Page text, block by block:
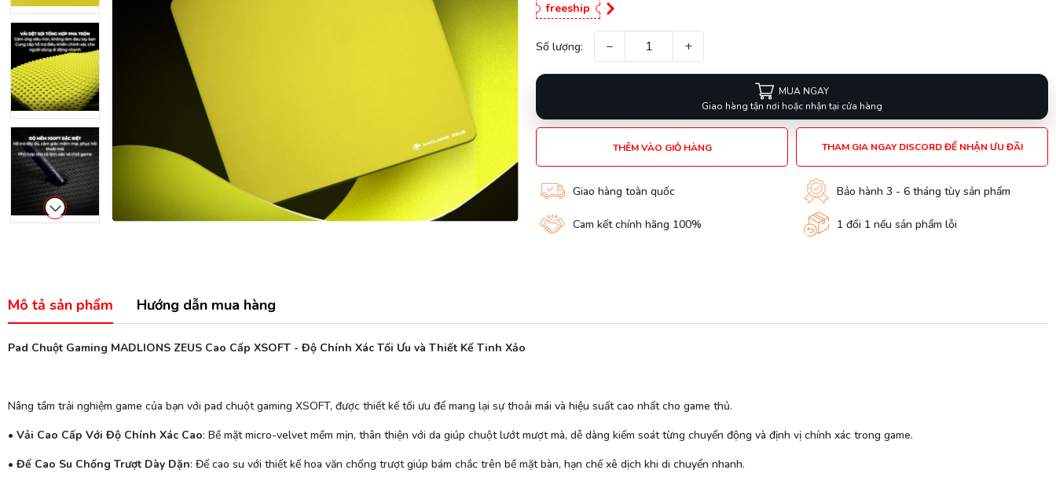
freeship
Số lượng: − +
MUA NGAY
Giao hàng tận nơi hoặc nhận tại cửa hàng
THÊM VÀO GIỎ HÀNG THAM GIA NGAY DISCORD ĐỂ NHẬN ƯU ĐÃI
Giao hàng toàn quốc Bảo hành 3 - 6 tháng tùy sản phẩm
Cam kết chính hãng 100% 1 đổi 1 nếu sản phẩm lỗi
Mô tả sản phẩm Hướng dẫn mua hàng
Pad Chuột Gaming MADLIONS ZEUS Cao Cấp XSOFT - Độ Chính Xác Tối Ưu và Thiết Kế Tinh Xảo
Nâng tầm trải nghiệm game của bạn với pad chuột gaming XSOFT, được thiết kế tối ưu để mang lại sự thoải mái và hiệu suất cao nhất cho game thủ.
• Vải Cao Cấp Với Độ Chính Xác Cao: Bề mặt micro-velvet mềm mịn, thân thiện với da giúp chuột lướt mượt mà, dễ dàng kiểm soát từng chuyển động và định vị chính xác trong game.
• Đế Cao Su Chống Trượt Dày Dặn: Đế cao su với thiết kế hoa văn chống trượt giúp bám chắc trên bề mặt bàn, hạn chế xê dịch khi di chuyển nhanh.